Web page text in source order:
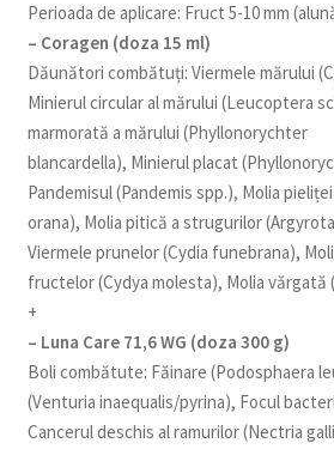
Perioada de aplicare: Fruct 5-10 mm
– Coragen (doza 15 ml)
Dăunători combătuți: Viermele mărului
Minierul circular al mărului (Leucoptera
marmorată a mărului (Phyllonorychter
blancardella), Minierul placat
Pandemisul (Pandemis spp.), Molia
orana), Molia pitică a strugurilor
Viermele prunelor (Cydia funebrana),
fructelor (Cydya molesta), Molia vărgată
+
– Luna Care 71,6 WG (doza 300 g)
Boli combătute: Făinare (Podosphaera
(Venturia inaequalis/pyrina), Focul
Cancerul deschis al ramurilor (Nectria